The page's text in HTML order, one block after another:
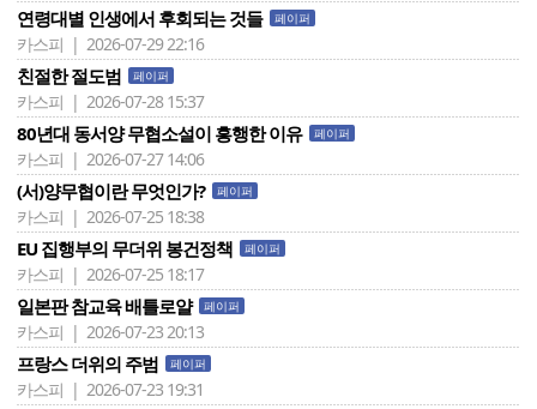
연령대별 인생에서 후회되는 것들 페이퍼
카스피 | 2026-07-29 22:16
친절한 절도범 페이퍼
카스피 | 2026-07-28 15:37
80년대 동서양 무협소설이 흥행한 이유 페이퍼
카스피 | 2026-07-27 14:06
(서)양무협이란 무엇인가? 페이퍼
카스피 | 2026-07-25 18:38
EU 집행부의 무더위 봉건정책 페이퍼
카스피 | 2026-07-25 18:17
일본판 참교육 배틀로얄 페이퍼
카스피 | 2026-07-23 20:13
프랑스 더위의 주범 페이퍼
카스피 | 2026-07-23 19:31